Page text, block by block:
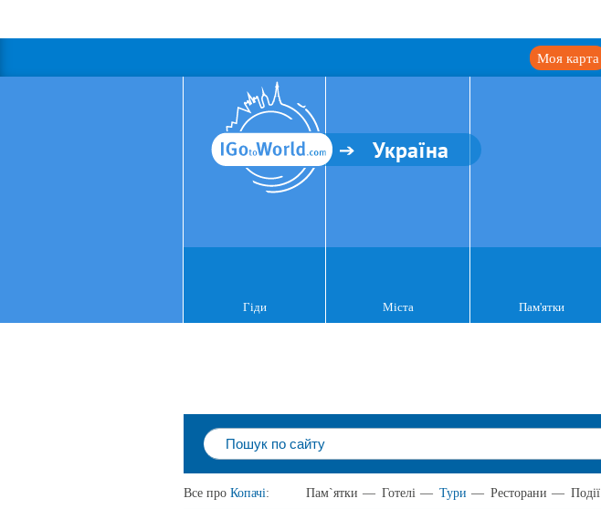
Моя карта
Україна
Гіди Міста Пам'ятки
Все про Копачі: Пам`ятки — Готелі — Тури — Ресторани — Події